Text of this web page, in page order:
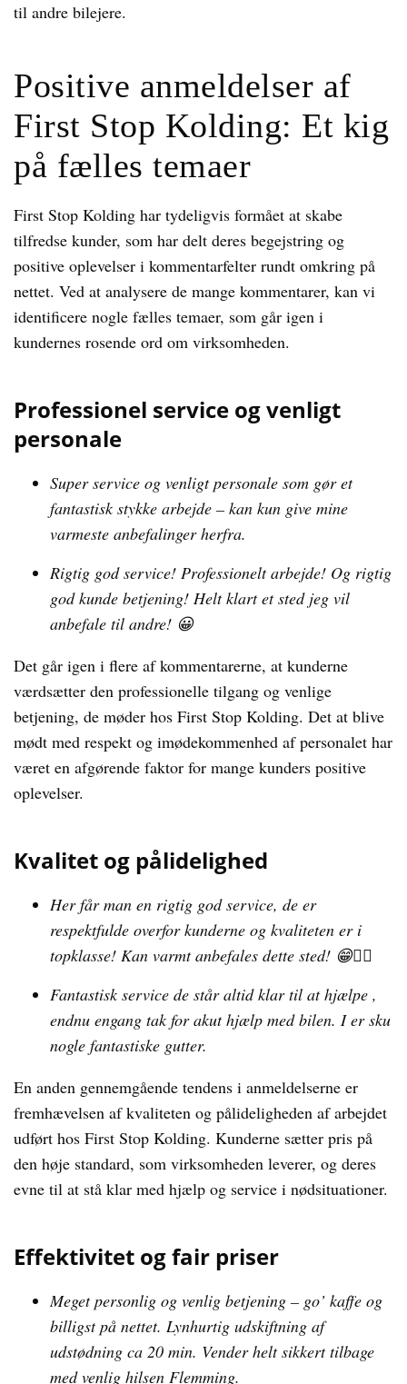
til andre bilejere.
Positive anmeldelser af
First Stop Kolding: Et kig
på fælles temaer
First Stop Kolding har tydeligvis formået at skabe
tilfredse kunder, som har delt deres begejstring og
positive oplevelser i kommentarfelter rundt omkring på
nettet. Ved at analysere de mange kommentarer, kan vi
identificere nogle fælles temaer, som går igen i
kundernes rosende ord om virksomheden.
Professionel service og venligt
personale
Super service og venligt personale som gør et
fantastisk stykke arbejde – kan kun give mine
varmeste anbefalinger herfra.
Rigtig god service! Professionelt arbejde! Og rigtig
god kunde betjening! Helt klart et sted jeg vil
anbefale til andre! 😀
Det går igen i flere af kommentarerne, at kunderne
værdsætter den professionelle tilgang og venlige
betjening, de møder hos First Stop Kolding. Det at blive
mødt med respekt og imødekommenhed af personalet har
været en afgørende faktor for mange kunders positive
oplevelser.
Kvalitet og pålidelighed
Her får man en rigtig god service, de er
respektfulde overfor kunderne og kvaliteten er i
topklasse! Kan varmt anbefales dette sted! 😁👍🏽
Fantastisk service de står altid klar til at hjælpe ,
endnu engang tak for akut hjælp med bilen. I er sku
nogle fantastiske gutter.
En anden gennemgående tendens i anmeldelserne er
fremhævelsen af kvaliteten og pålideligheden af arbejdet
udført hos First Stop Kolding. Kunderne sætter pris på
den høje standard, som virksomheden leverer, og deres
evne til at stå klar med hjælp og service i nødsituationer.
Effektivitet og fair priser
Meget personlig og venlig betjening – go’ kaffe og
billigst på nettet. Lynhurtig udskiftning af
udstødning ca 20 min. Vender helt sikkert tilbage
med venlig hilsen Flemming.